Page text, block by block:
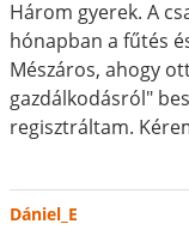
Három gyerek. A
hónapban a fűtés
Mészáros, ahogy
gazdálkodásról"
regisztráltam.
Dániel_E